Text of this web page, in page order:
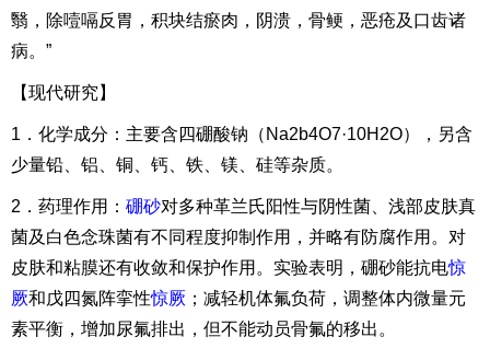
翳，除噎嗝反胃，积块结瘀肉，阴溃，骨鲠，恶疮及口齿诸
病。”
【现代研究】
1．化学成分：主要含四硼酸钠（Na2b4O7·10H2O），另含
少量铅、铝、铜、钙、铁、镁、硅等杂质。
2．药理作用： 硼砂对多种革兰氏阳性与阴性菌、浅部皮肤真
菌及白色念珠菌有不同程度抑制作用，并略有防腐作用。对
皮肤和粘膜还有收敛和保护作用。实验表明，硼砂能抗电惊
厥和戊四氮阵挛性惊厥 ；减轻机体氟负荷，调整体内微量元
素平衡，增加尿氟排出，但不能动员骨氟的移出。